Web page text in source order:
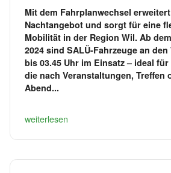
Mit dem Fahrplanwechsel
Nachtangebot und sorgt für eine
Mobilität in der Region Wil. Ab
2024 sind SALÜ-Fahrzeuge an
bis 03.45 Uhr im Einsatz – ideal
die nach Veranstaltungen, Treffen
Abend...
weiterlesen